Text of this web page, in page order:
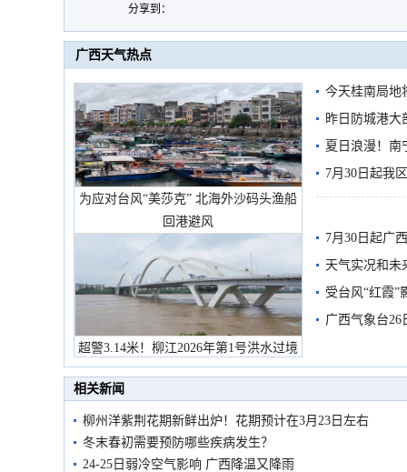
分享到：
广西天气热点
为应对台风“美莎克” 北海外沙码头渔船
回港避风
超警3.14米！柳江2026年第1号洪水过境
市民在堤岸见证汛况
今天桂南局地
需继续防范
昨日防城港大
雨
夏日浪漫！南
7月30日起我
7月30日起广
天气实况和未
受台风“红霞”
有较强降雨
广西气象台26
相关新闻
柳州洋紫荆花期新鲜出炉！花期预计在3月23日左右
冬末春初需要预防哪些疾病发生？
24-25日弱冷空气影响 广西降温又降雨